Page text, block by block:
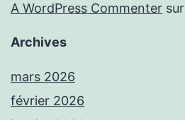
A WordPress Commenter sur
Archives
mars 2026
février 2026